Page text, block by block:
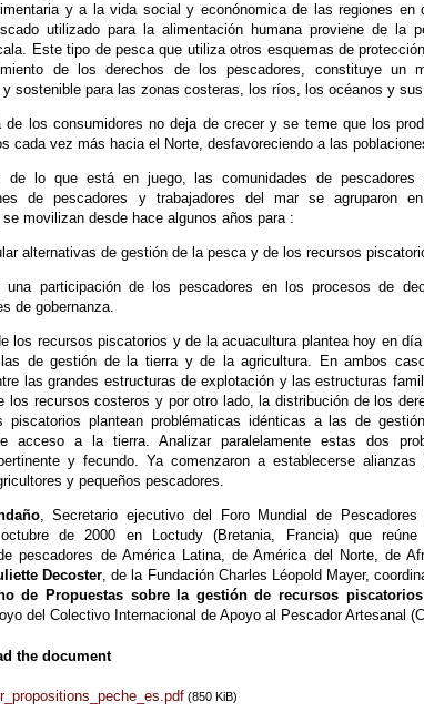
y a la vida social y econónomica de las regiones en
utilizado para la alimentación humana proviene de la
Este tipo de pesca que utiliza otros esquemas de
de los derechos de los pescadores, constituye un
y sostenible para las zonas costeras, los ríos, los océanos y
de los consumidores no deja de crecer y se teme que los
cada vez más hacia el Norte, desfavoreciendo a las
de lo que está en juego, las comunidades de pescadores
de pescadores y trabajadores del mar se agruparon
movilizan desde hace algunos años para :
alternativas de gestión de la pesca y de los recursos
una participación de los pescadores en los procesos de
de gobernanza.
los recursos piscatorios y de la acuacultura plantea hoy en
de gestión de la tierra y de la agricultura. En ambos
las grandes estructuras de explotación y las estructuras
los recursos costeros y por otro lado, la distribución de los
piscatorios plantean problématicas idénticas a las de
acceso a la tierra. Analizar paralelamente estas dos
y fecundo. Ya comenzaron a establecerse alianzas
y pequeños pescadores.
, Secretario ejecutivo del Foro Mundial de Pescadores
de 2000 en Loctudy (Bretania, Francia) que reúne
pescadores de América Latina, de América del Norte, de
Decoster, de la Fundación Charles Léopold Mayer,
de Propuestas sobre la gestión de recursos piscatorios
del Colectivo Internacional de Apoyo al Pescador Artesanal
the document
(850 KiB)